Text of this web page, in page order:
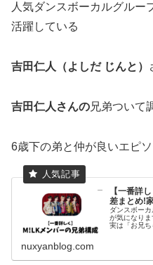
人気ダンスボーカルグルー
活躍している
吉田仁人（よしだ じんと）
吉田仁人さんの兄弟ついて
6歳下の弟と仲が良いエピソ
【一番詳
差まとめ!
ダンスボー
が気になり
実は「お兄ち
nuxyanblog.com